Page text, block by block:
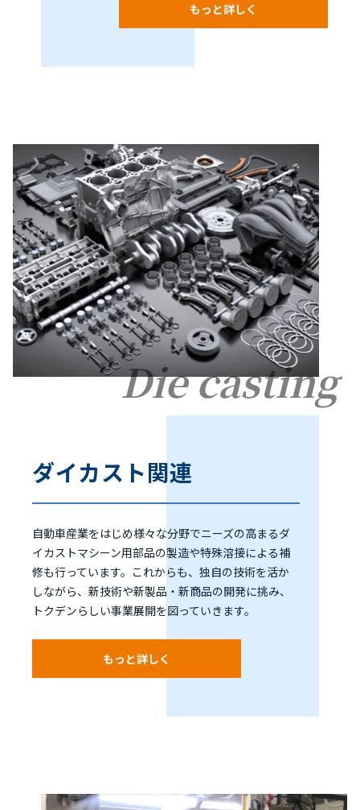
もっと詳しく
Die casting
ダイカスト関連
自動車産業をはじめ様々な分野でニーズの高まるダ
イカストマシーン用部品の製造や特殊溶接による補
修も行っています。これからも、独自の技術を活か
しながら、新技術や新製品・新商品の開発に挑み、
トクデンらしい事業展開を図っていきます。
もっと詳しく